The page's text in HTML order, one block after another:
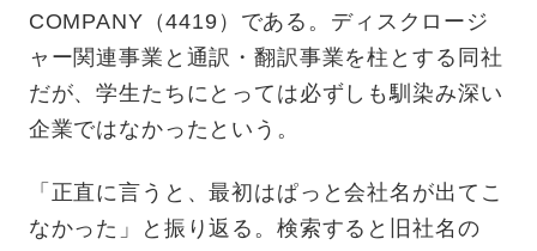
COMPANY（4419）である。ディスクロージ
ャー関連事業と通訳・翻訳事業を柱とする同社
だが、学生たちにとっては必ずしも馴染み深い
企業ではなかったという。
「正直に言うと、最初はぱっと会社名が出てこ
なかった」と振り返る。検索すると旧社名の